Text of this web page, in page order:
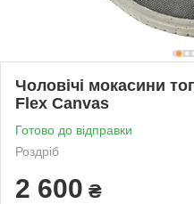
Чоловічі мокасини
Flex Canvas
Готово до відправки
Роздріб
2 600 ₴